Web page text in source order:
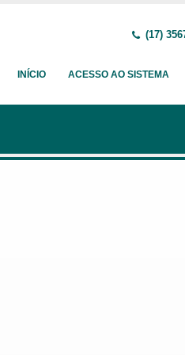
(17)
INÍCIO ACESSO AO SISTEMA